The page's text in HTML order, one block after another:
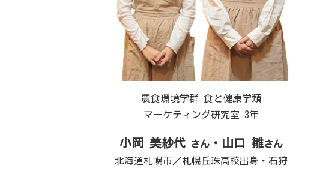
農食環境学群 食と健康学類
マーケティング研究室 3年
小岡 美紗代 さん ・山口 雛さん
北海道札幌市／札幌丘珠高校出身・石狩